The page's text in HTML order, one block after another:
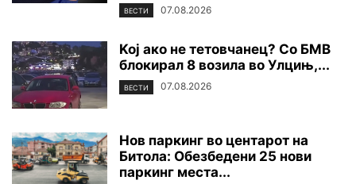
ВЕСТИ 07.08.2026
Koj ако не тетовчанец? Со БМВ
блокирал 8 возила во Улцињ,...
ВЕСТИ 07.08.2026
Нов паркинг во центарот на
Битола: Обезбедени 25 нови
паркинг места...